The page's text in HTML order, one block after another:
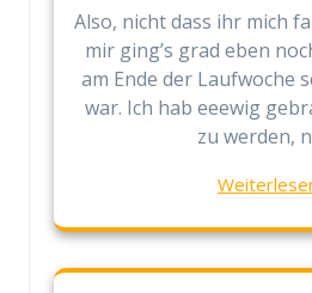
Also, nicht dass ihr mich
mir ging’s grad eben
am Ende der Laufwoche
war. Ich hab eeewig
zu werden,